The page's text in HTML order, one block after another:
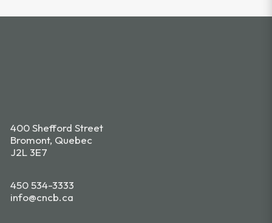
400 Shefford Street
Bromont, Quebec
J2L 3E7
450 534-3333
info@cncb.ca